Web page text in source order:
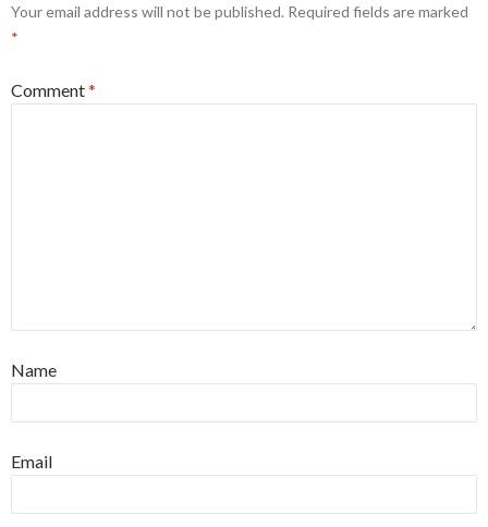
Your email address will not be published. Required fields are marked
*
Comment*
Name
Email